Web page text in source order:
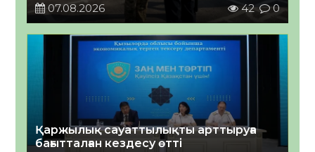
07.08.2026
42 0
Қаржылық сауаттылықты арттыруға
бағытталған кездесу өтті